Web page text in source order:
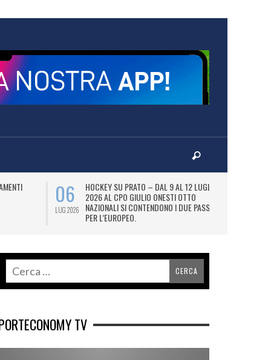
06
LUG 2026
HOCKEY SU PRATO – DAL 9 AL 12 LUGLIO
2026 AL CPO GIULIO ONESTI OTTO
NAZIONALI SI CONTENDONO I DUE PASS
PER L’EUROPEO.
TV